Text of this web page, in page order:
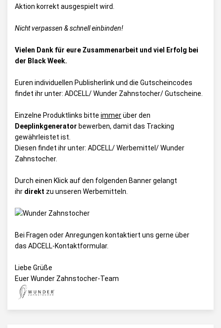
Aktion korrekt ausgespielt wird.
Nicht verpassen & schnell einbinden!
Vielen Dank für eure Zusammenarbeit und viel Erfolg bei
der Black Week.
Euren individuellen Publisherlink und die Gutscheincodes
findet ihr unter: ADCELL/ Wunder Zahnstocher/ Gutscheine
Einzelne Produktlinks bitte immerüber den
Deeplinkgenerator bewerben, damit das Tracking
gewährleistet ist.
Diesen findet ihr unter: ADCELL/ Werbemittel/ Wunder
Zahnstocher.
Durch einen Klick auf den folgenden Banner gelangt
ihr direkt zu unseren Werbemitteln.
Bei Fragen oder Anregungen kontaktiert uns gerne über
das ADCELL-Kontaktformular.
Liebe Grüße
Euer Wunder Zahnstocher-Team